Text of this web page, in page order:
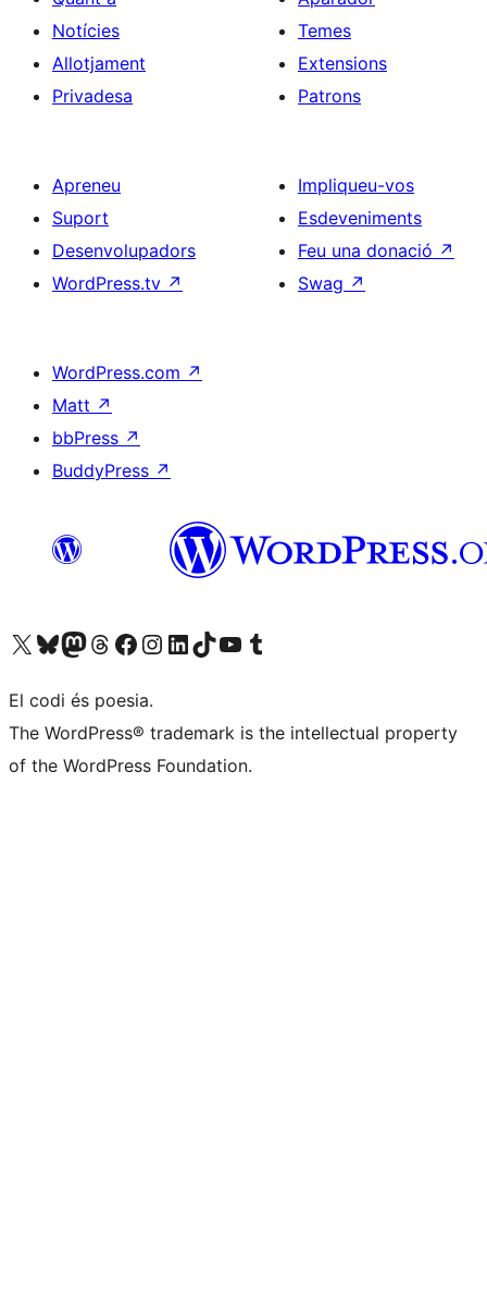
Notícies
Allotjament
Privadesa
Temes
Extensions
Patrons
Apreneu
Suport
Desenvolupadors
WordPress.tv ↗
Impliqueu-vos
Esdeveniments
Feu una donació ↗
Swag ↗
WordPress.com ↗
Matt ↗
bbPress ↗
BuddyPress ↗
Visiteu el nostre compte X (abans Twitter)
Visiteu el nostre compte de Bluesky
Visiteu el nostre compte al Mastodon
Visiteu el nostre compte de Threads
Visiteu la nostra pàgina al Facebook
Visiteu el nostre compte d'Instagram
Visiteu el nostre compte de LinkedIn
Visiteu el nostre compte de TikTok
Visiteu el nostre canal al YouTube
Visiteu el nostre compte de Tumblr
El codi és poesia.
The WordPress® trademark is the intellectual property
of the WordPress Foundation.